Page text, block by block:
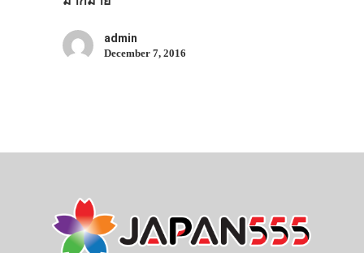
admin
December 7, 2016
ภาพประทับใจ